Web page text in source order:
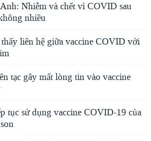
Nhiễm và chết vì COVID sau
nhiều
liên hệ giữa vaccine COVID với
tạc gây mất lòng tin vào vaccine
tục sử dụng vaccine COVID-19 của